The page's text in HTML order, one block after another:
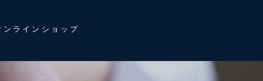
ンラインショップ